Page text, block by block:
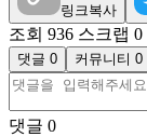
링크복사
조회 936 스크랩 0
댓글 0 커뮤니티 0
댓글 0